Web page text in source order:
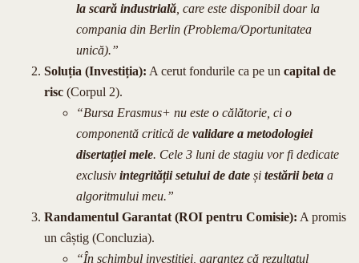
la scară industrială , care este disponibil doar la
compania din Berlin (Problema/Oportunitatea
unică).”
Soluția (Investiția): A cerut fondurile ca pe un capital de
risc (Corpul 2).
“Bursa Erasmus+ nu este o călătorie, ci o
componentă critică de validare a metodologiei
disertației mele. Cele 3 luni de stagiu vor fi dedicate
exclusiv integrității setului de date și testării beta a
algoritmului meu.”
Randamentul Garantat (ROI pentru Comisie): A promis
un câștig (Concluzia).
“În schimbul investiției, garantez că rezultatul